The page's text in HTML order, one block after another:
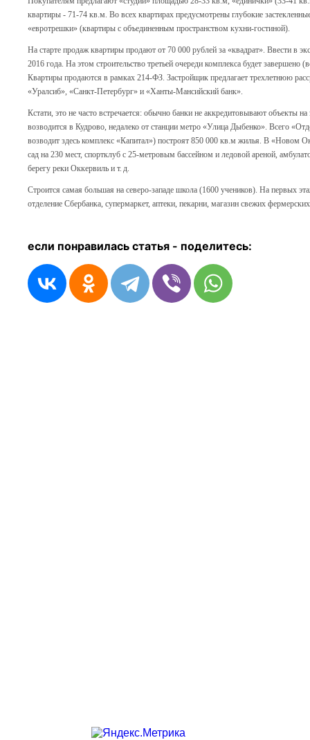
квартиры - 71-74 кв.м. Во всех квартирах предусмотрены глубокие
«евротрешки» (квартиры с объединенным пространством кухни-гостиной).
На старте продаж квартиры продают от 70 000 рублей за «квадрат». Ввести в
2016 года. На этом строительство третьей очереди комплекса будет завершено
Квартиры продаются в рамках 214-ФЗ. Застройщик предлагает трехлетнюю
«Уралсиб», «Санкт-Петербург» и «Ханты-Мансийский банк».
Кстати, это не часто встречается: обычно банки не аккредитовывают объекты
возводится в Кудрово, недалеко от станции метро «Улица Дыбенко». Всего
возводит здесь комплекс «Капитал») построят 850 000 кв.м жилья. В «Новом
сад на 230 мест, спортклуб с 25‑метровым бассейном и ледовой ареной,
берегу реки Оккервиль и т. д.
Строится самая большая на северо-западе школа (1600 учеников). На первых
отделение Сбербанка, супермаркет, аптеки, пекарни, магазин свежих
если понравилась статья - поделитесь: